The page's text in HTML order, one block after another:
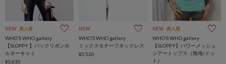
NEW 再入荷
WHO’S WHO gallery
【SLOPPY 】バックリボンホ
ルターキャミ
¥3,630
NEW
WHO’S WHO gallery
ミックスモチーフネックレス
¥3,520
NEW 再入荷
WHO’S WHO gallery
【SLOPPY】パワーメッシュ
シアートップス（無地/ドッ
ト）